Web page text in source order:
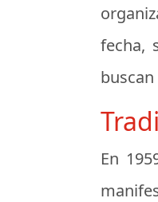
fecha,
En